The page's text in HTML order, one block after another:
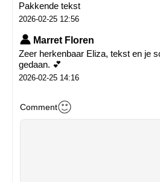
Pakkende tekst
2026-02-25 12:56
Marret Floren
Zeer herkenbaar Eliza, tekst en je
gedaan. 💕
2026-02-25 14:16
Comment